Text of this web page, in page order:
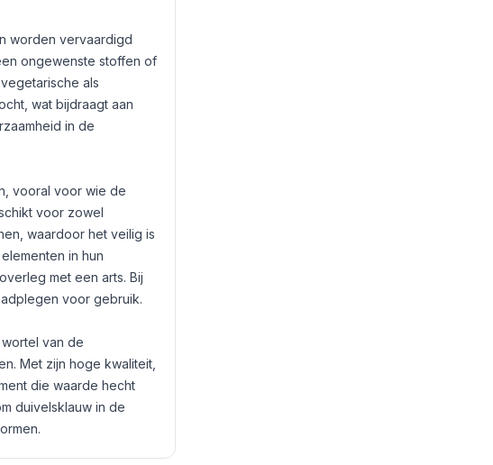
worden vervaardigd
ongewenste stoffen of
als
wat bijdraagt aan
in de
vooral voor wie de
voor zowel
waardoor het veilig is
in hun
met een arts. Bij
voor gebruik.
van de
Met zijn hoge kwaliteit,
die waarde hecht
duivelsklauw in de